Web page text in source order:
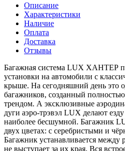
Описание
Характеристики
Наличие
Оплата
Доставка
Отзывы
Багажная система LUX ХАНТЕР
установки на автомобили с
крыше. На сегодняшний день это
багажников, созданный
трендом. А эксклюзивные
дуги аэро-трэвэл LUX делают
наиболее бесшумной. Багажник
двух цветах: с серебристыми и
Багажник устанавливается между
не выступает за их края. Вся